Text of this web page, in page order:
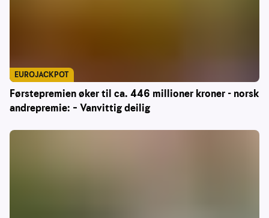
Førstepremien øker til ca. 446 millioner kroner - norsk
andrepremie: – Vanvittig deilig
EUROJACKPOT